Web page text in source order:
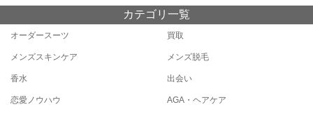
カテゴリ一覧
オーダースーツ 買取
メンズスキンケア メンズ脱毛
香水 出会い
恋愛ノウハウ AGA・ヘアケア